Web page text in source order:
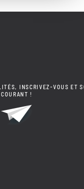
INSCRIVEZ-VOUS ET
COURANT !